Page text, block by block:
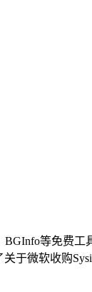
BGInfo等免
于微软收购